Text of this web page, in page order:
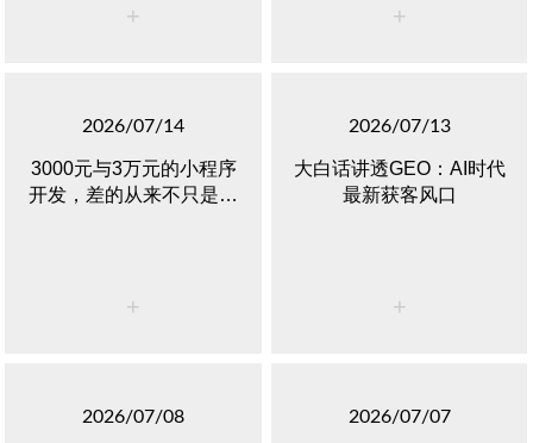
+ +
2026/07/14
3000元与3万元的小程序
开发，差的从来不只是价
+
2026/07/13
大白话讲透GEO：AI时代
最新获客风口
+
2026/07/08 2026/07/07